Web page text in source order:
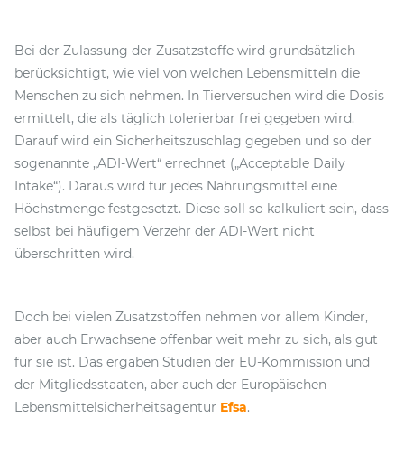
Bei der Zulassung der Zusatzstoffe wird grundsätzlich
berücksichtigt, wie viel von welchen Lebensmitteln die
Menschen zu sich nehmen. In Tierversuchen wird die Dosis
ermittelt, die als täglich tolerierbar frei gegeben wird.
Darauf wird ein Sicherheitszuschlag gegeben und so der
sogenannte „ADI-Wert“ errechnet („Acceptable Daily
Intake“). Daraus wird für jedes Nahrungsmittel eine
Höchstmenge festgesetzt. Diese soll so kalkuliert sein, dass
selbst bei häufigem Verzehr der ADI-Wert nicht
überschritten wird.
Doch bei vielen Zusatzstoffen nehmen vor allem Kinder,
aber auch Erwachsene offenbar weit mehr zu sich, als gut
für sie ist. Das ergaben Studien der EU-Kommission und
der Mitgliedsstaaten, aber auch der Europäischen
Lebensmittelsicherheitsagentur Efsa.